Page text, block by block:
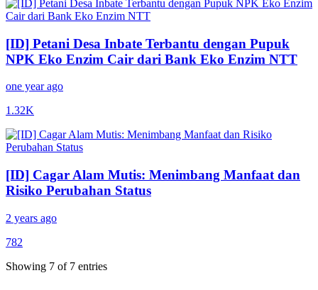
[ID] Petani Desa Inbate Terbantu dengan Pupuk
NPK Eko Enzim Cair dari Bank Eko Enzim NTT
one year ago
1.32K
[ID] Cagar Alam Mutis: Menimbang Manfaat dan
Risiko Perubahan Status
2 years ago
782
Showing 7 of 7 entries